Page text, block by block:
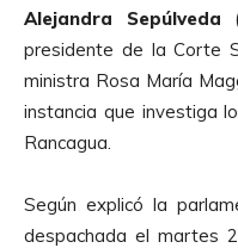
Alejandra Sepúlveda
presidente de la Corte
ministra Rosa María
instancia que investiga
Rancagua.
Según explicó la
despachada el martes